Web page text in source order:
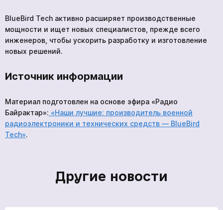
BlueBird Tech активно расширяет производственные
мощности и ищет новых специалистов, прежде всего
инженеров, чтобы ускорить разработку и изготовление
новых решений.
Источник информации
Материал подготовлен на основе эфира «Радио
Байрактар»: «Наши лучшие: производитель военной
радиоэлектроники и технических средств — BlueBird
Tech».
Другие новости